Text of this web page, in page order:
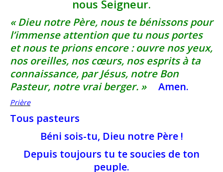
nous Seigneur.
« Dieu notre Père, nous te bénissons pour
l’immense attention que tu nous portes
et nous te prions encore : ouvre nos yeux,
nos oreilles, nos cœurs, nos esprits à ta
connaissance, par Jésus, notre Bon
Pasteur, notre vrai berger. »
Amen.
Prière
Tous pasteurs
Béni sois-tu, Dieu notre Père !
Depuis toujours tu te soucies de ton
peuple.